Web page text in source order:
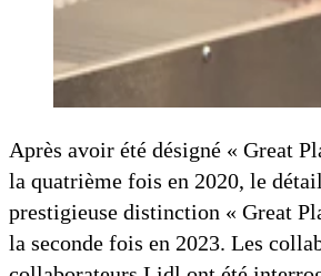
Après avoir été désigné « Great
la quatrième fois en 2020, le
prestigieuse distinction « Great
la seconde fois en 2023. Les